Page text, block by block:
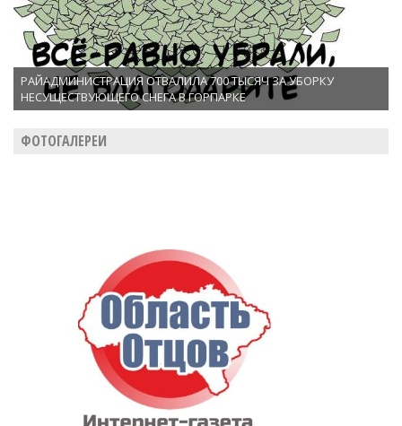
РАЙАДМИНИСТРАЦИЯ ОТВАЛИЛА 700 ТЫСЯЧ ЗА УБОРКУ
НЕСУЩЕСТВУЮЩЕГО СНЕГА В ГОРПАРКЕ
ФОТОГАЛЕРЕИ